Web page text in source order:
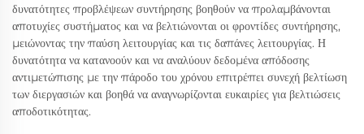
δυνατότητες προβλέψεων συντήρησης βοηθούν να προλαμβάνονται
αποτυχίες συστήματος και να βελτιώνονται οι φροντίδες συντήρησης,
μειώνοντας την παύση λειτουργίας και τις δαπάνες λειτουργίας. Η
δυνατότητα να κατανοούν και να αναλύουν δεδομένα απόδοσης
αντιμετώπισης με την πάροδο του χρόνου επιτρέπει συνεχή βελτίωση
των διεργασιών και βοηθά να αναγνωρίζονται ευκαιρίες για βελτιώσεις
αποδοτικότητας.